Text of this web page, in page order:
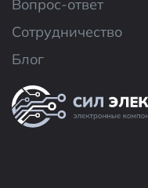
Вопрос-ответ
Сотрудничество
Блог